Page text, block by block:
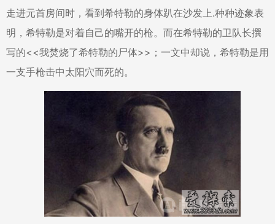
走进元首房间时，看到希特勒的身体趴在沙发上.种种迹象表
明，希特勒是对着自己的嘴开的枪。而在希特勒的卫队长撰
写的<<我焚烧了希特勒的尸体>>；一文中却说，希特勒是用
一支手枪击中太阳穴而死的。